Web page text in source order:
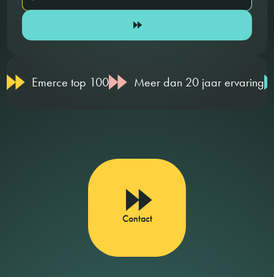
Emerce top 100 Meer dan 20 jaar ervaring
Contact